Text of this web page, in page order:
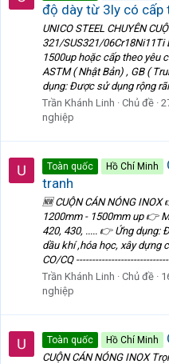
độ dày từ 3ly có cấp
UNICO STEEL CHUYÊN
321/SUS321/06Cr18Ni11Ti
1500up hoặc cấp theo yêu
ASTM ( Nhật Bản) , GB (
dụng: Được sử dụng rộng
Trần Khánh Linh
Chủ đề
nghiệp
Toàn quốc Hồ Chí Minh
tranh
🆕 CUỘN CÁN NÓNG
1200mm - 1500mm up 👉
420, 430, ..... 👉 Ứng dụng:
dầu khí ,hóa học, xây dựng
CO/CQ
Trần Khánh Linh
Chủ đề
nghiệp
Toàn quốc Hồ Chí Minh
CUỘN CÁN NÓNG INOX